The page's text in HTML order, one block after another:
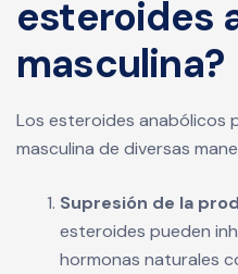
esteroides
masculina?
Los esteroides anabólicos
masculina de diversas
Supresión de la
esteroides pueden
hormonas naturales